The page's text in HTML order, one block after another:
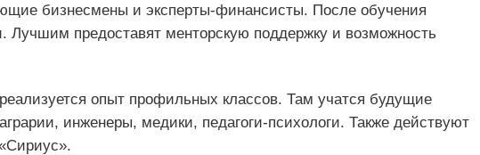
бизнесмены и эксперты-финансисты. После обучения
Лучшим предоставят менторскую поддержку и возможность
опыт профильных классов. Там учатся будущие
инженеры, медики, педагоги-психологи. Также действуют